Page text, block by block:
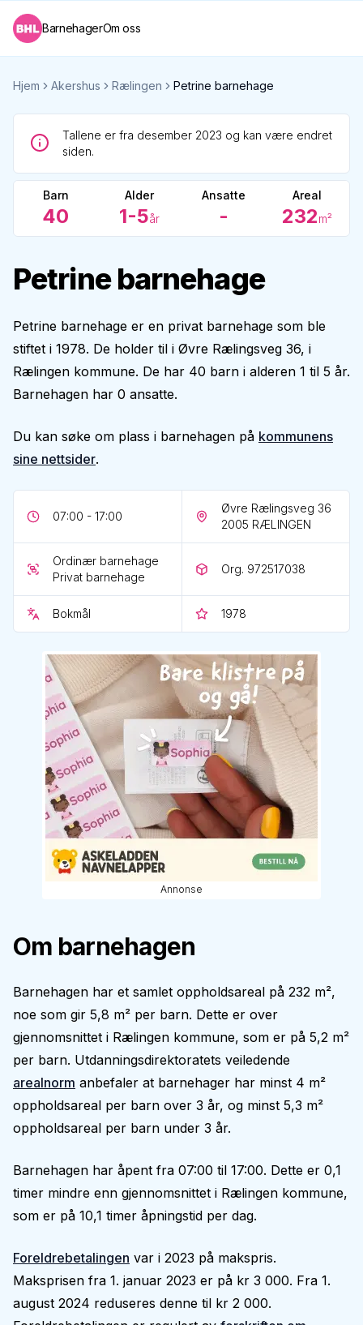
BarnehagerOm oss
Hjem Akershus Rælingen Petrine barnehage
Tallene er fra desember 2023 og kan være endret
siden.
Barn
40
Alder
1-5år
Ansatte
-
Areal
232m²
Petrine barnehage
Petrine barnehage er en privat barnehage som ble
stiftet i 1978. De holder til i Øvre Rælingsveg 36, i
Rælingen kommune. De har 40 barn i alderen 1 til 5 år.
Barnehagen har 0 ansatte.
Du kan søke om plass i barnehagen på kommunens
sine nettsider.
07:00 - 17:00
Øvre Rælingsveg 36
2005 RÆLINGEN
Ordinær barnehage
Privat barnehage
Org. 972517038
Bokmål 1978
Annonse
Om barnehagen
Barnehagen har et samlet oppholdsareal på 232 m²,
noe som gir 5,8 m² per barn. Dette er over
gjennomsnittet i Rælingen kommune, som er på 5,2 m²
per barn. Utdanningsdirektoratets veiledende
arealnorm anbefaler at barnehager har minst 4 m²
oppholdsareal per barn over 3 år, og minst 5,3 m²
oppholdsareal per barn under 3 år.
Barnehagen har åpent fra 07:00 til 17:00. Dette er 0,1
timer mindre enn gjennomsnittet i Rælingen kommune,
som er på 10,1 timer åpningstid per dag.
Foreldrebetalingen var i 2023 på makspris.
Maksprisen fra 1. januar 2023 er på kr 3 000. Fra 1.
august 2024 reduseres denne til kr 2 000.